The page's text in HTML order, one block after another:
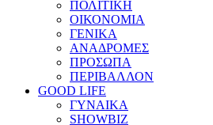
ΠΟΛΙΤΙΚΗ
ΟΙΚΟΝΟΜΙΑ
ΓΕΝΙΚΑ
ΑΝΑΔΡΟΜΕΣ
ΠΡΟΣΩΠΑ
ΠΕΡΙΒΑΛΛΟΝ
GOOD LIFE
ΓΥΝΑΙΚΑ
SHOWBIZ